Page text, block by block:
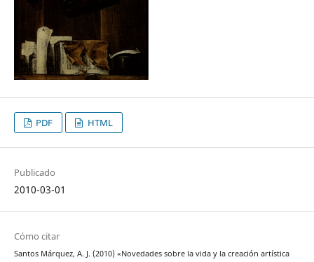
PDF HTML
Publicado
2010-03-01
Cómo citar
Santos Márquez, A. J. (2010) «Novedades sobre la vida y la creación artística